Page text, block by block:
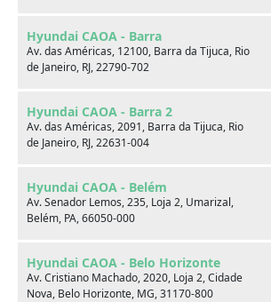
Hyundai CAOA - Barra
Av. das Américas, 12100, Barra da Tijuca, Rio
de Janeiro, RJ, 22790-702
Hyundai CAOA - Barra 2
Av. das Américas, 2091, Barra da Tijuca, Rio
de Janeiro, RJ, 22631-004
Hyundai CAOA - Belém
Av. Senador Lemos, 235, Loja 2, Umarizal,
Belém, PA, 66050-000
Hyundai CAOA - Belo Horizonte
Av. Cristiano Machado, 2020, Loja 2, Cidade
Nova, Belo Horizonte, MG, 31170-800
CAOA Chery TIGGO 8 PRO
1.6 TGDI GASOLINA DCT
2026
CAOA Chery | D21 - Ceasa